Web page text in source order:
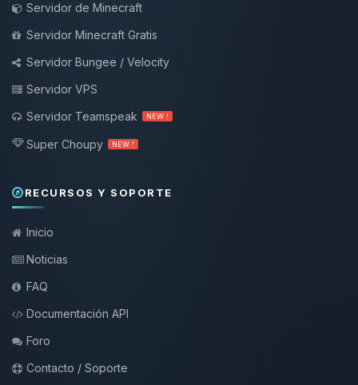
Servidor de Minecraft
Servidor Minecraft Gratis
Servidor Bungee / Velocity
Servidor VPS
Servidor Teamspeak
NEW !
Super Choupy NEW !
RECURSOS Y SOPORTE
Inicio
Noticias
FAQ
Documentación API
Foro
Contacto / Soporte